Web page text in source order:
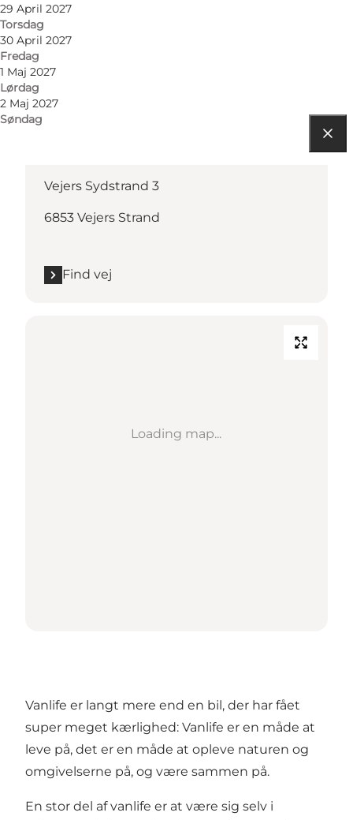
29 April 2027
Torsdag
30 April 2027
Fredag
1 Maj 2027
Lørdag
2 Maj 2027
Søndag
Vejers Sydstrand 3
6853 Vejers Strand
Find vej
Loading map...
Vanlife er langt mere end en bil, der har fået
super meget kærlighed: Vanlife er en måde at
leve på, det er en måde at opleve naturen og
omgivelserne på, og være sammen på.
En stor del af vanlife er at være sig selv i